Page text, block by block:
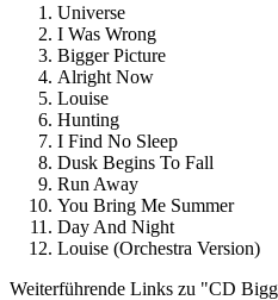
Universe
I Was Wrong
Bigger Picture
Alright Now
Louise
Hunting
I Find No Sleep
Dusk Begins To Fall
Run Away
You Bring Me Summer
Day And Night
Louise (Orchestra Version)
Weiterführende Links zu "CD